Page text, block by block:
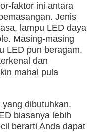
faktor ini antara
Jenis
lampu LED daya
Masing-masing
LED pun beragam,
dan
mahal pula
dibutuhkan.
biasanya lebih
berarti Anda dapat